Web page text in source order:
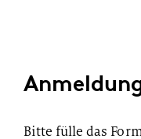
Bitte fülle das